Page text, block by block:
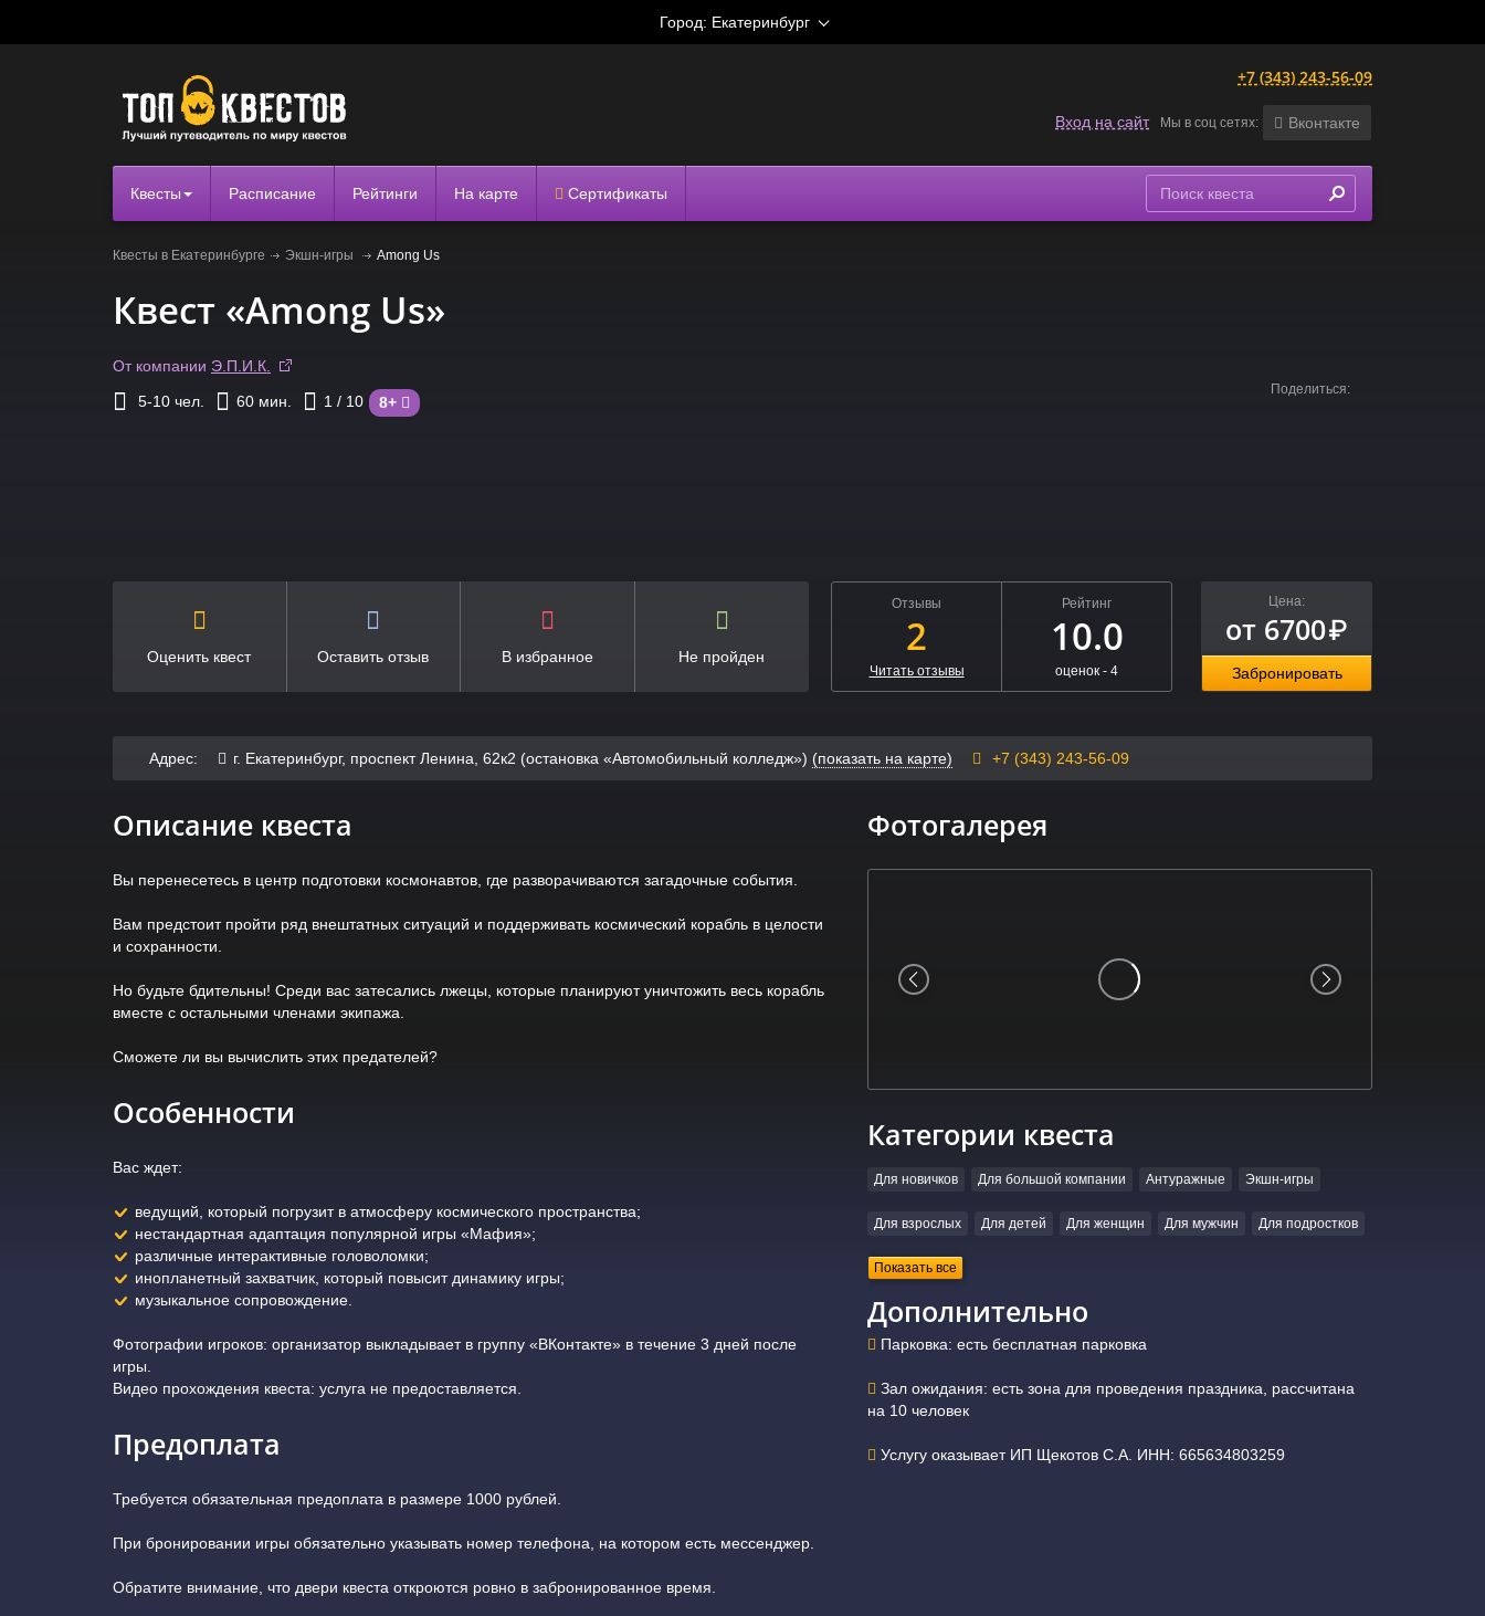
Город: Екатеринбург
+7 (343) 243-56-09
Вход на сайт Мы в соц сетях: Вконтакте
Квесты Расписание Рейтинги На карте Сертификаты
Квесты в Екатеринбурге Экшн-игры Among Us
Квест «Among Us»
От компании Э.П.И.К.
5-10 чел. 60 мин. 1 / 10 8+
Поделиться:
Оценить квест Оставить отзыв В избранное Не пройден
Отзывы
2
Читать отзывы
Рейтинг
10.0
оценок - 4
Цена:
от 6700₽
Забронировать
Адрес: г. Екатеринбург, проспект Ленина, 62к2 (остановка «Автомобильный колледж») (показать на карте) +7 (343) 243-56-09
Описание квеста
Вы перенесетесь в центр подготовки космонавтов, где разворачиваются загадочные события.
Вам предстоит пройти ряд внештатных ситуаций и поддерживать космический корабль в целости
и сохранности.
Но будьте бдительны! Среди вас затесались лжецы, которые планируют уничтожить весь корабль
вместе с остальными членами экипажа.
Сможете ли вы вычислить этих предателей?
Особенности
Вас ждет:
ведущий, который погрузит в атмосферу космического пространства;
нестандартная адаптация популярной игры «Мафия»;
различные интерактивные головоломки;
инопланетный захватчик, который повысит динамику игры;
музыкальное сопровождение.
Фотографии игроков: организатор выкладывает в группу «ВКонтакте» в течение 3 дней после
игры.
Видео прохождения квеста: услуга не предоставляется.
Предоплата
Требуется обязательная предоплата в размере 1000 рублей.
При бронировании игры обязательно указывать номер телефона, на котором есть мессенджер.
Обратите внимание, что двери квеста откроются ровно в забронированное время.
Фотогалерея
Категории квеста
Для новичков Для большой компании Антуражные Экшн-игры
Для взрослых Для детей Для женщин Для мужчин Для подростков
Показать все
Дополнительно
Парковка: есть бесплатная парковка
Зал ожидания: есть зона для проведения праздника, рассчитана
на 10 человек
Услугу оказывает ИП Щекотов С.А. ИНН: 665634803259